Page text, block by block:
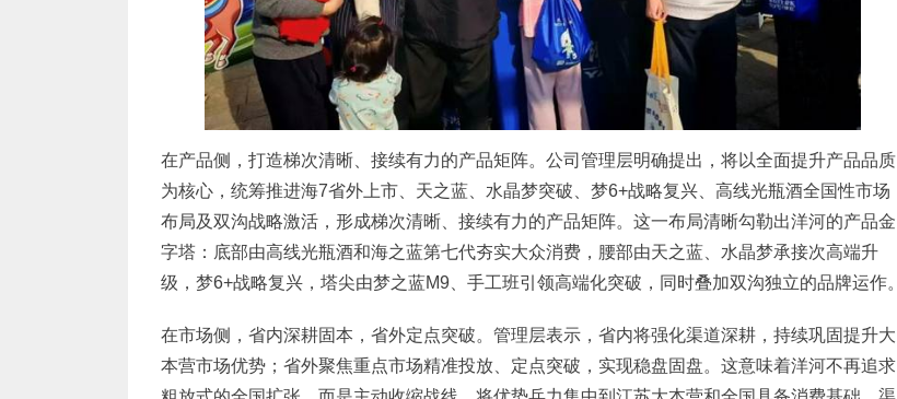
在产品侧，打造梯次清晰、接续有力的产品矩阵。公司管理层明确提出，将以全面提升产品品质
为核心，统筹推进海7省外上市、天之蓝、水晶梦突破、梦6+战略复兴、高线光瓶酒全国性市场
布局及双沟战略激活，形成梯次清晰、接续有力的产品矩阵。这一布局清晰勾勒出洋河的产品金
字塔：底部由高线光瓶酒和海之蓝第七代夯实大众消费，腰部由天之蓝、水晶梦承接次高端升
级，梦6+战略复兴，塔尖由梦之蓝M9、手工班引领高端化突破，同时叠加双沟独立的品牌运作。
在市场侧，省内深耕固本，省外定点突破。管理层表示，省内将强化渠道深耕，持续巩固提升大
本营市场优势；省外聚焦重点市场精准投放、定点突破，实现稳盘固盘。这意味着洋河不再追求